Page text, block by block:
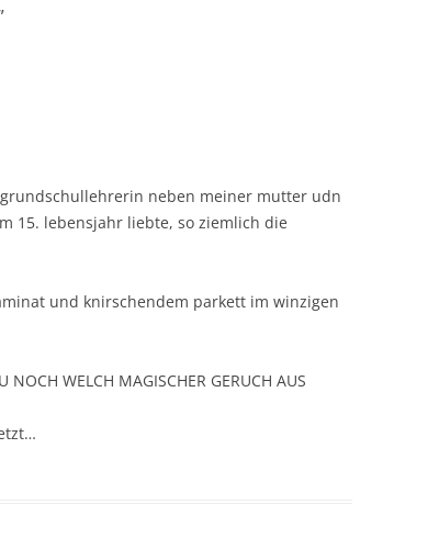
neben meiner mutter udn
15. lebensjahr liebte, so ziemlich die
und knirschendem parkett im winzigen
WELCH MAGISCHER GERUCH AUS